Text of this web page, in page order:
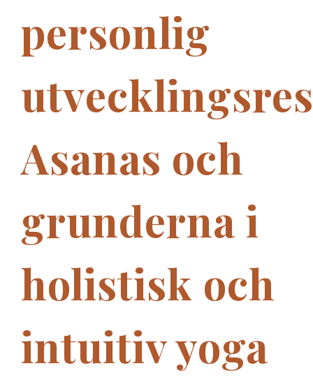
personlig
Asanas och
grunderna i
holistisk och
intuitiv yoga